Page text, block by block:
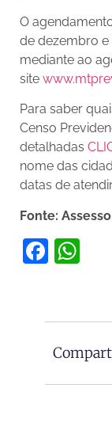
O
de dezembro e
mediante ao
site
Para saber
Censo
detalhadas
nome das
datas de
Fonte: